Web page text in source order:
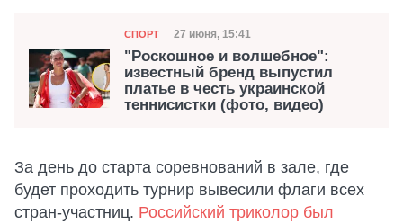
Категория
СПОРТ Дата публикации
27 июня, 15:41
"Роскошное и волшебное":
известный бренд выпустил
платье в честь украинской
теннисистки (фото, видео)
За день до старта соревнований в зале, где
будет проходить турнир вывесили флаги всех
стран-участниц. Российский триколор был